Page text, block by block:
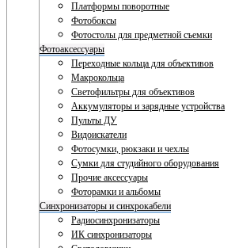
Платформы поворотные
Фотобоксы
Фотостолы для предметной съемки
Фотоаксессуары
Переходные кольца для объективов
Макрокольца
Светофильтры для объективов
Аккумуляторы и зарядные устройства
Пульты ДУ
Видоискатели
Фотосумки, рюкзаки и чехлы
Сумки для студийного оборудования
Прочие аксессуары
Фоторамки и альбомы
Синхронизаторы и синхрокабели
Радиосинхронизаторы
ИК синхронизаторы